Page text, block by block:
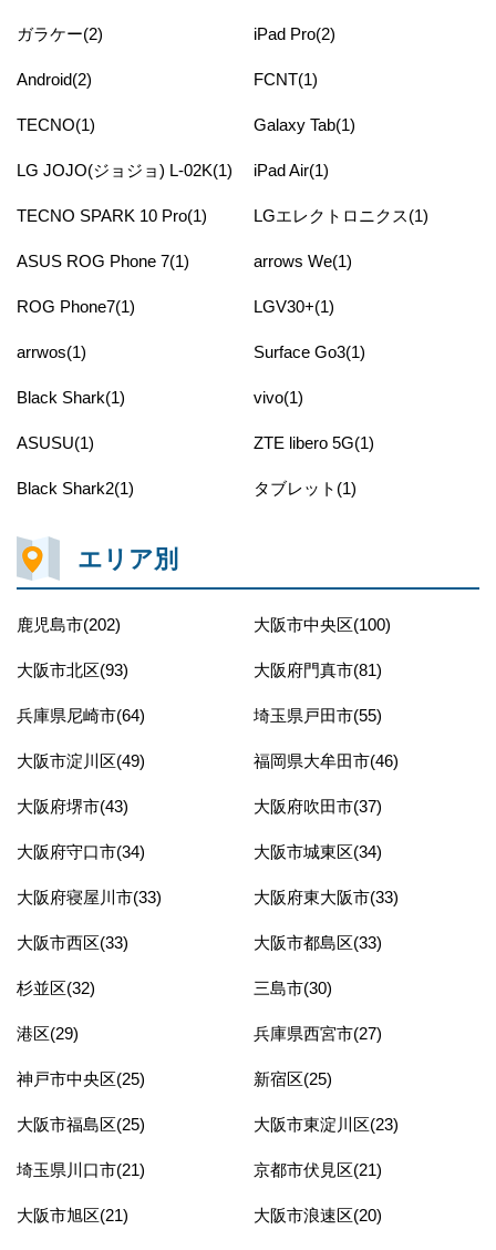
ガラケー(2) iPad Pro(2)
Android(2) FCNT(1)
TECNO(1) Galaxy Tab(1)
LG JOJO(ジョジョ) L-02K(1) iPad Air(1)
TECNO SPARK 10 Pro(1) LGエレクトロニクス(1)
ASUS ROG Phone 7(1) arrows We(1)
ROG Phone7(1) LGV30+(1)
arrwos(1) Surface Go3(1)
Black Shark(1) vivo(1)
ASUSU(1) ZTE libero 5G(1)
Black Shark2(1) タブレット(1)
エリア別
鹿児島市(202) 大阪市中央区(100)
大阪市北区(93) 大阪府門真市(81)
兵庫県尼崎市(64) 埼玉県戸田市(55)
大阪市淀川区(49) 福岡県大牟田市(46)
大阪府堺市(43) 大阪府吹田市(37)
大阪府守口市(34) 大阪市城東区(34)
大阪府寝屋川市(33) 大阪府東大阪市(33)
大阪市西区(33) 大阪市都島区(33)
杉並区(32) 三島市(30)
港区(29) 兵庫県西宮市(27)
神戸市中央区(25) 新宿区(25)
大阪市福島区(25) 大阪市東淀川区(23)
埼玉県川口市(21) 京都市伏見区(21)
大阪市旭区(21) 大阪市浪速区(20)